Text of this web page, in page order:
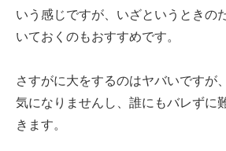
いう感じですが、いざというときの
いておくのもおすすめです。
さすがに大をするのはヤバいですが
気になりませんし、誰にもバレずに
きます。